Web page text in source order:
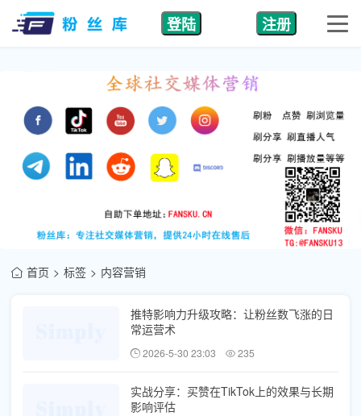
登陆 注册
首页 标签 内容营销
推特影响力升级攻略：让粉丝数飞涨的日
常运营术
2026-5-30 23:03 235
实战分享：买赞在TikTok上的效果与长期
影响评估